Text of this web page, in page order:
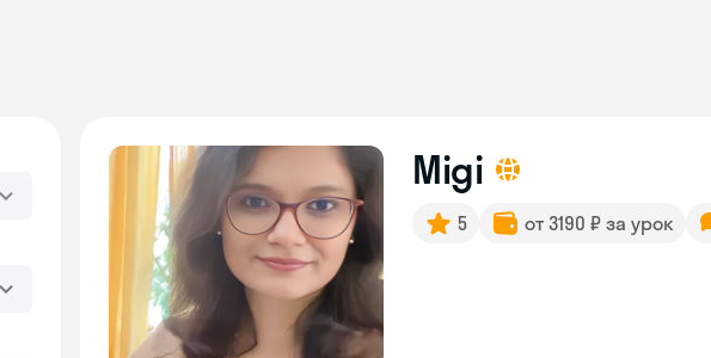
Migi
5 от 3190 ₽ за урок